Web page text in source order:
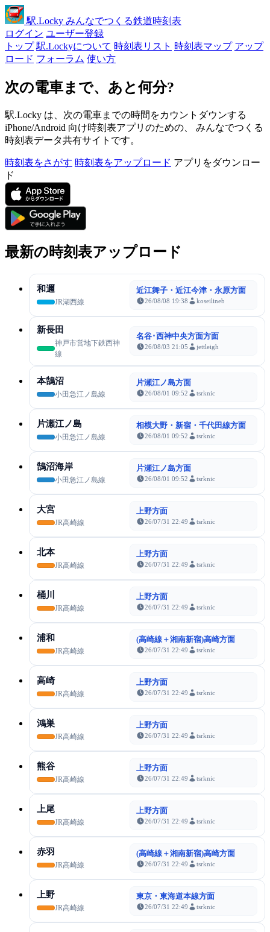
駅.Locky みんなでつくる鉄道時刻表
ログイン ユーザー登録
トップ 駅.Lockyについて 時刻表リスト 時刻表マップ アップ
ロード フォーラム 使い方
次の電車まで、あと何分?
駅.Locky は、次の電車までの時間をカウントダウンする
iPhone/Android 向け時刻表アプリのための、 みんなでつくる
時刻表データ共有サイトです。
時刻表をさがす 時刻表をアップロード アプリをダウンロー
ド
最新の時刻表アップロード
和邇
JR湖西線
近江舞子・近江今津・永原方面
26/08/08 19:38 koseilineb
新長田
神戸市営地下鉄西神
線
名谷･西神中央方面方面
26/08/03 21:05 jettleigh
本鵠沼
小田急江ノ島線
片瀬江ノ島方面
26/08/01 09:52 tsrknic
片瀬江ノ島
小田急江ノ島線
相模大野・新宿・千代田線方面
26/08/01 09:52 tsrknic
鵠沼海岸
小田急江ノ島線
片瀬江ノ島方面
26/08/01 09:52 tsrknic
大宮
JR高崎線
上野方面
26/07/31 22:49 tsrknic
北本
JR高崎線
上野方面
26/07/31 22:49 tsrknic
桶川
JR高崎線
上野方面
26/07/31 22:49 tsrknic
浦和
JR高崎線
(高崎線＋湘南新宿)高崎方面
26/07/31 22:49 tsrknic
高崎
JR高崎線
上野方面
26/07/31 22:49 tsrknic
鴻巣
JR高崎線
上野方面
26/07/31 22:49 tsrknic
熊谷
JR高崎線
上野方面
26/07/31 22:49 tsrknic
上尾
JR高崎線
上野方面
26/07/31 22:49 tsrknic
赤羽
JR高崎線
(高崎線＋湘南新宿)高崎方面
26/07/31 22:49 tsrknic
上野
JR高崎線
東京・東海道本線方面
26/07/31 22:49 tsrknic